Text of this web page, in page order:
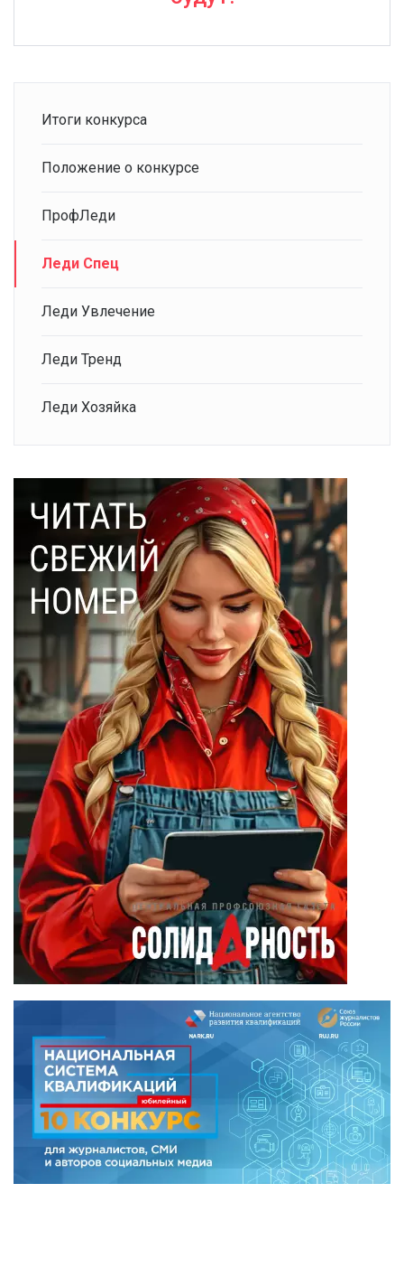
Итоги конкурса
Положение о конкурсе
ПрофЛеди
Леди Спец
Леди Увлечение
Леди Тренд
Леди Хозяйка